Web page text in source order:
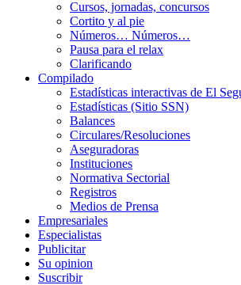
Cursos, jornadas, concursos
Cortito y al pie
Números… Números…
Pausa para el relax
Clarificando
Compilado
Estadísticas interactivas de El
Estadísticas (Sitio SSN)
Balances
Circulares/Resoluciones
Aseguradoras
Instituciones
Normativa Sectorial
Registros
Medios de Prensa
Empresariales
Especialistas
Publicitar
Su opinion
Suscribir